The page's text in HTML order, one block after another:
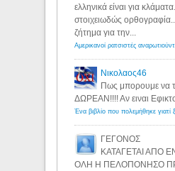
ελληνικά είναι για
στοιχειωδώς
ζήτημα για την...
Νικολαος46
Πως μπορουμε να
ΔΩΡΕΑΝ!!!! Αν ειναι
ΓΕΓΟΝΟΣ
ΚΑΤΑΓΕΤΑΙ ΑΠΟ
ΟΛΗ Η ΠΕΛΟΠΟΝΗΣΟ